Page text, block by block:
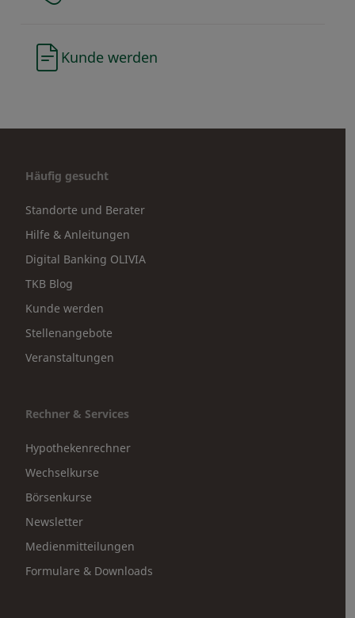
Kunde werden
Häufig gesucht
Standorte und Berater
Hilfe & Anleitungen
Digital Banking OLIVIA
TKB Blog
Kunde werden
Stellenangebote
Veranstaltungen
Rechner & Services
Hypothekenrechner
Wechselkurse
Börsenkurse
Newsletter
Medienmitteilungen
Formulare & Downloads